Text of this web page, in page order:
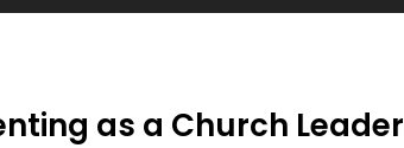
as a Church Leader